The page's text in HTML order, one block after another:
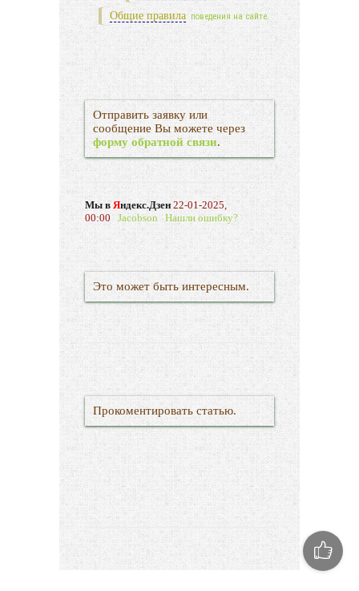
Общие правила поведения на сайте.
Отправить заявку или
сообщение Вы можете через
форму обратной связи.
Мы в Яндекс.Дзен22-01-2025,
00:00 Jacobson Нашли ошибку?
Это может быть интересным.
Прокоментировать статью.